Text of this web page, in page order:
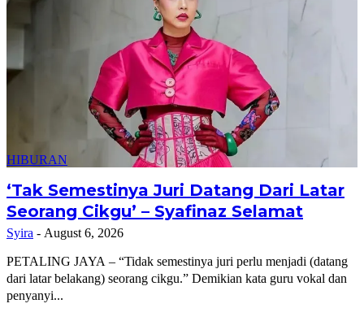
HIBURAN
‘Tak Semestinya Juri Datang Dari Latar
Seorang Cikgu’ – Syafinaz Selamat
Syira - August 6, 2026
PETALING JAYA – “Tidak semestinya juri perlu menjadi (datang
dari latar belakang) seorang cikgu.” Demikian kata guru vokal dan
penyanyi...